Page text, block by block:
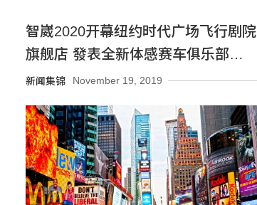
智崴2020开幕纽约时代广场飞行剧院
旗舰店 發表全新体感赛车俱乐部概念
抢订单
新闻集锦 November 19, 2019